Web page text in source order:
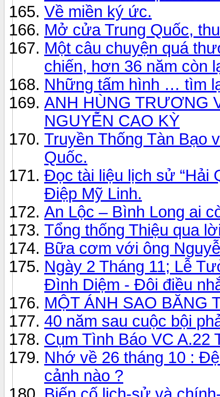
Về miền ký ức.
Mở cửa Trung Quốc,
Một câu chuyện quá
chiến, hơn 36 năm còn
Những tấm hình … tìm
ANH HÙNG TRƯƠNG
NGUYỄN CAO KỲ
Truyền Thống Tàn Bạo
Quốc.
Đọc tài liệu lịch sử “Hải
Điệp Mỹ Linh.
An Lộc – Bình Long ai
Tổng thống Thiệu qua
Bữa cơm với ông
Ngày 2 Tháng 11; Lễ
Đình Diệm - Đôi điều
MỘT ÁNH SAO BĂNG
40 năm sau cuộc bội
Cụm Tình Báo VC A.22
Nhớ về 26 tháng 10 :
cảnh nào ?